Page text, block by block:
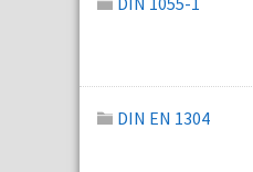
DIN EN 1304